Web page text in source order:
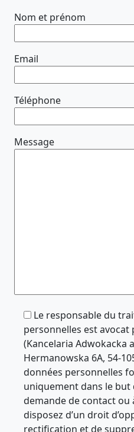
Nom et prénom
Email
Téléphone
Message
Le responsable du
personnelles est avocat
(Kancelaria Adwokacka
Hermanowska 6A, 54-
données personnelles
uniquement dans le
demande de contact ou
disposez d’un droit
rectification et de